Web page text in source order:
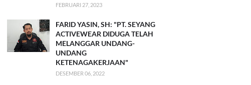
FEBRUARI 27, 2023
FARID YASIN, SH: "PT. SEYANG
ACTIVEWEAR DIDUGA TELAH
MELANGGAR UNDANG-
UNDANG
KETENAGAKERJAAN"
DESEMBER 06, 2022